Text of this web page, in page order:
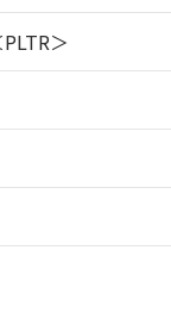
＞